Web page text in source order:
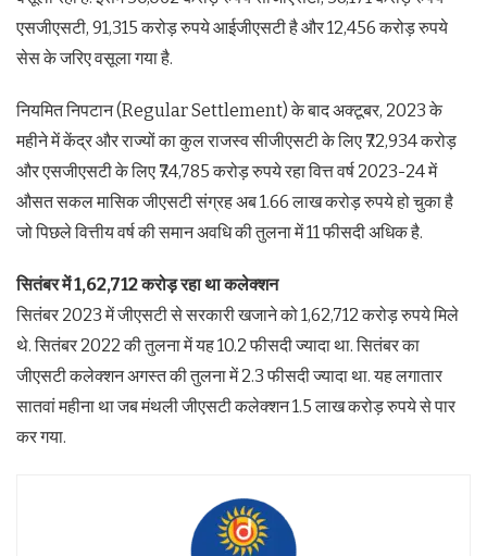
एसजीएसटी, 91,315 करोड़ रुपये आईजीएसटी है और 12,456 करोड़ रुपये
सेस के जरिए वसूला गया है.
नियमित निपटान (Regular Settlement) के बाद अक्टूबर, 2023 के
महीने में केंद्र और राज्यों का कुल राजस्व सीजीएसटी के लिए ₹72,934 करोड़
और एसजीएसटी के लिए ₹74,785 करोड़ रुपये रहा वित्त वर्ष 2023-24 में
औसत सकल मासिक जीएसटी संग्रह अब 1.66 लाख करोड़ रुपये हो चुका है
जो पिछले वित्तीय वर्ष की समान अवधि की तुलना में 11 फीसदी अधिक है.
सितंबर में 1,62,712 करोड़ रहा था कलेक्‍शन
सितंबर 2023 में जीएसटी से सरकारी खजाने को 1,62,712 करोड़ रुपये मिले
थे. सितंबर 2022 की तुलना में यह 10.2 फीसदी ज्यादा था. सितंबर का
जीएसटी कलेक्शन अगस्त की तुलना में 2.3 फीसदी ज्यादा था. यह लगातार
सातवां महीना था जब मंथली जीएसटी कलेक्शन 1.5 लाख करोड़ रुपये से पार
कर गया.